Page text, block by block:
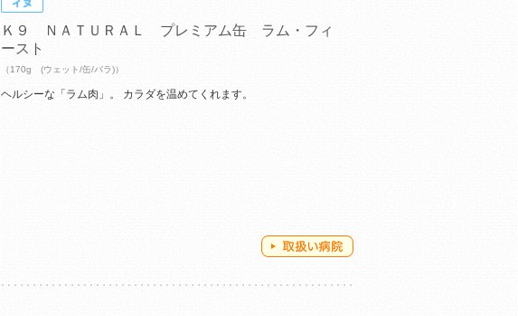
Ｋ９ ＮＡＴＵＲＡＬ プレミアム缶 ラム・フィ
ースト
（170g (ウェット/缶/バラ)）
ヘルシーな「ラム肉」。 カラダを温めてくれます。